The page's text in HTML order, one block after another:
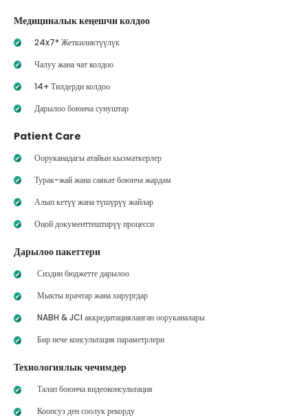
Медициналык кеңешчи колдоо
24x7* Жеткиликтүүлүк
Чалуу жана чат колдоо
14+ Тилдерди колдоо
Дарылоо боюнча сунуштар
Patient Care
Ооруканадагы атайын кызматкерлер
Турак-жай жана саякат боюнча жардам
Алып кетүү жана түшүрүү жайлар
Оңой документтештирүү процесси
Дарылоо пакеттери
Сиздин бюджетте дарылоо
Мыкты врачтар жана хирургдар
NABH & JCI аккредитацияланган ооруканалары
Бир нече консультация параметрлери
Технологиялык чечимдер
Талап боюнча видеоконсультация
Коопсуз ден соолук рекорду